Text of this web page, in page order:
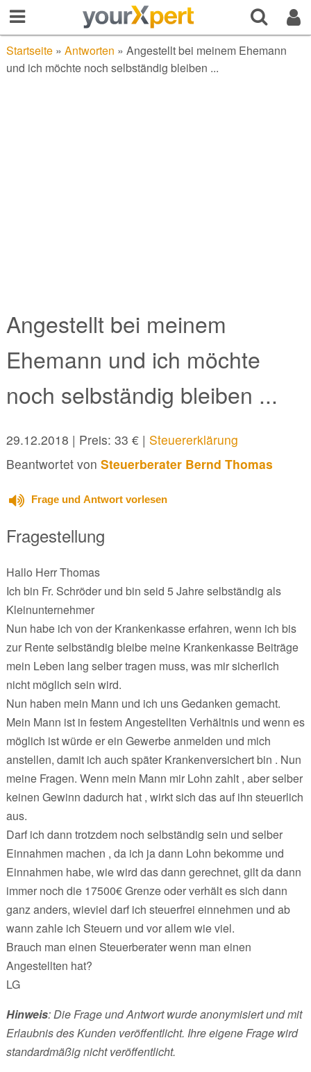
Startseite» Antworten » Angestellt bei meinem Ehemann
und ich möchte noch selbständig bleiben ...
Angestellt bei meinem
Ehemann und ich möchte
noch selbständig bleiben ...
29.12.2018 | Preis: 33 € | Steuererklärung
Beantwortet von Steuerberater Bernd Thomas
Frage und Antwort vorlesen
Fragestellung
Hallo Herr Thomas
Ich bin Fr. Schröder und bin seid 5 Jahre selbständig als
Kleinunternehmer
Nun habe ich von der Krankenkasse erfahren, wenn ich bis
zur Rente selbständig bleibe meine Krankenkasse Beiträge
mein Leben lang selber tragen muss, was mir sicherlich
nicht möglich sein wird.
Nun haben mein Mann und ich uns Gedanken gemacht.
Mein Mann ist in festem Angestellten Verhältnis und wenn es
möglich ist würde er ein Gewerbe anmelden und mich
anstellen, damit ich auch später Krankenversichert bin . Nun
meine Fragen. Wenn mein Mann mir Lohn zahlt , aber selber
keinen Gewinn dadurch hat , wirkt sich das auf ihn steuerlich
aus.
Darf ich dann trotzdem noch selbständig sein und selber
Einnahmen machen , da ich ja dann Lohn bekomme und
Einnahmen habe, wie wird das dann gerechnet, gilt da dann
immer noch die 17500€ Grenze oder verhält es sich dann
ganz anders, wieviel darf ich steuerfrei einnehmen und ab
wann zahle ich Steuern und vor allem wie viel.
Brauch man einen Steuerberater wenn man einen
Angestellten hat?
LG
Hinweis: Die Frage und Antwort wurde anonymisiert und mit
Erlaubnis des Kunden veröffentlicht. Ihre eigene Frage wird
standardmäßig nicht veröffentlicht.